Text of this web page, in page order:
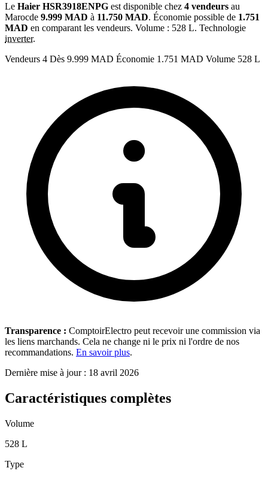
Le Haier HSR3918ENPG est disponible chez 4 vendeurs au
Marocde 9.999 MAD à 11.750 MAD. Économie possible de 1.751
MAD en comparant les vendeurs. Volume : 528 L. Technologie
inverter.
Vendeurs 4 Dès 9.999 MAD Économie 1.751 MAD Volume 528 L
Transparence : ComptoirElectro peut recevoir une commission via
les liens marchands. Cela ne change ni le prix ni l'ordre de nos
recommandations. En savoir plus.
Dernière mise à jour : 18 avril 2026
Caractéristiques complètes
Volume
528 L
Type